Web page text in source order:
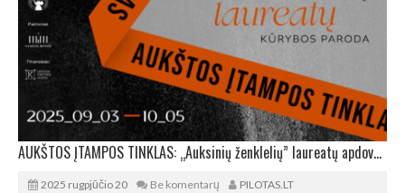
AUKŠTOS ĮTAMPOS TINKLAS: „Auksinių ženklelių” laureatų apdovanojimas ir paroda Vilniaus rotušėje
2025 rugpjūčio 20 Be komentarų PILOTAS.LT